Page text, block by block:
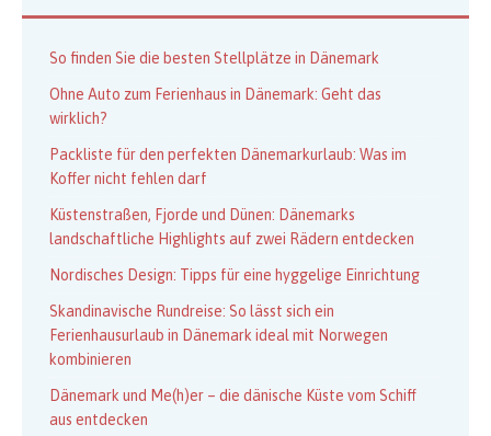
So finden Sie die besten Stellplätze in Dänemark
Ohne Auto zum Ferienhaus in Dänemark: Geht das
wirklich?
Packliste für den perfekten Dänemarkurlaub: Was im
Koffer nicht fehlen darf
Küstenstraßen, Fjorde und Dünen: Dänemarks
landschaftliche Highlights auf zwei Rädern entdecken
Nordisches Design: Tipps für eine hyggelige Einrichtung
Skandinavische Rundreise: So lässt sich ein
Ferienhausurlaub in Dänemark ideal mit Norwegen
kombinieren
Dänemark und Me(h)er – die dänische Küste vom Schiff
aus entdecken